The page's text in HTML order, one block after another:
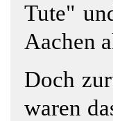
Tute"
Aachen
Doch
waren